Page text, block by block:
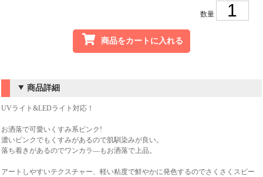
数量
商品をカートに入れる
商品詳細
UVライト&LEDライト対応！
お洒落で可愛いくすみ系ピンク!
濃いピンクでもくすみがあるので肌馴染みが良い。
落ち着きがあるのでワンカラ―もお洒落で上品。
アートしやすいテクスチャー、軽い粘度で鮮やかに発色するのでさくさくスピー